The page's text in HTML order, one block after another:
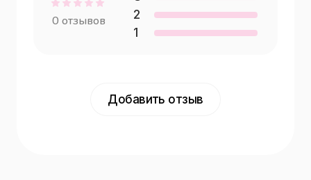
0 отзывов
2
1
Добавить отзыв